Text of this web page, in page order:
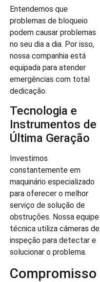
Entendemos que
problemas de bloqueio
podem causar problemas
no seu dia a dia. Por isso,
nossa companhia está
equipada para atender
emergências com total
dedicação.
Tecnologia e
Instrumentos de
Última Geração
Investimos
constantemente em
maquinário especializado
para oferecer o melhor
serviço de solução de
obstruções. Nossa equipe
técnica utiliza câmeras de
inspeção para detectar e
solucionar o problema.
Compromisso